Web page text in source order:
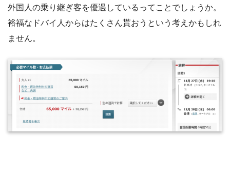
外国人の乗り継ぎ客を優遇しているってことでしょうか。
裕福なドバイ人からはたくさん貰おうという考えかもしれ
ません。